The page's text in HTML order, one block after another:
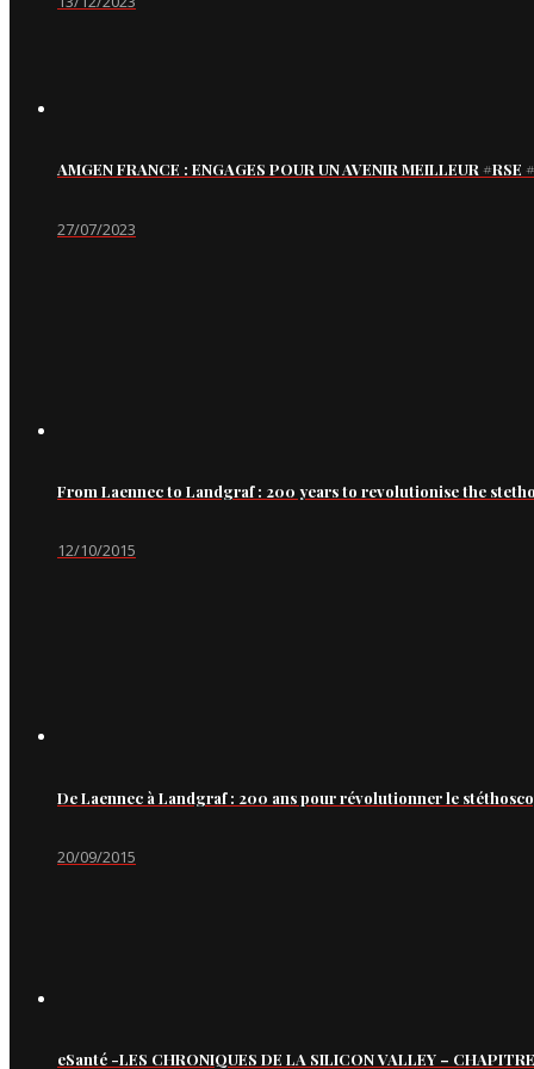
AMGEN FRANCE : ENGAGES POUR UN AVENIR MEILLEUR
27/07/2023
From Laennec to Landgraf : 200 years to revolutionise the
12/10/2015
De Laennec à Landgraf : 200 ans pour révolutionner le
20/09/2015
eSanté -LES CHRONIQUES DE LA SILICON VALLEY –